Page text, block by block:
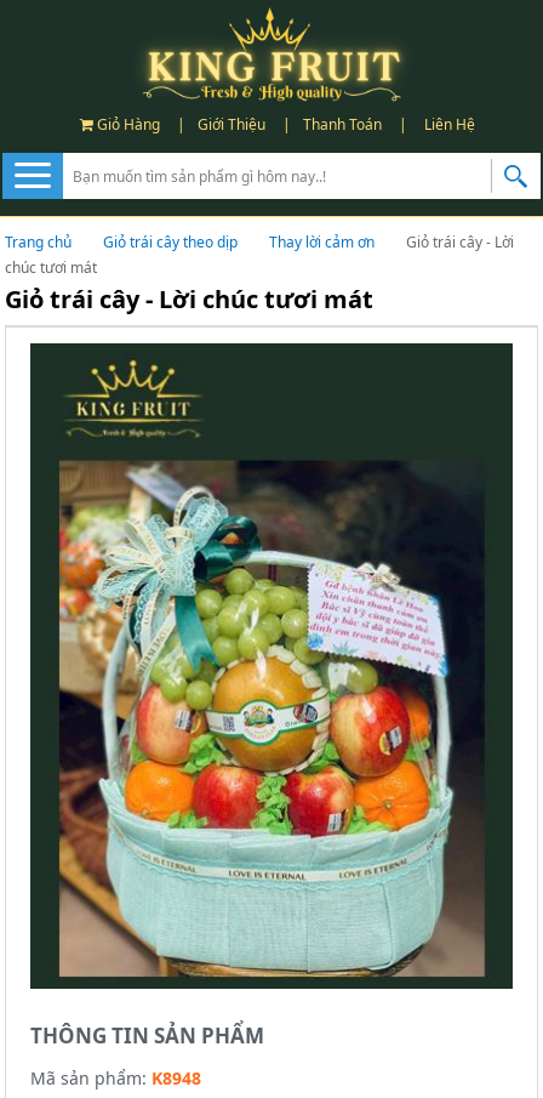
Giỏ Hàng | Giới Thiệu | Thanh Toán | Liên Hệ
Trang chủ Giỏ trái cây theo dịp Thay lời cảm ơn
Giỏ trái cây - Lời
chúc tươi mát
Giỏ trái cây - Lời chúc tươi mát
THÔNG TIN SẢN PHẨM
Mã sản phẩm: K8948